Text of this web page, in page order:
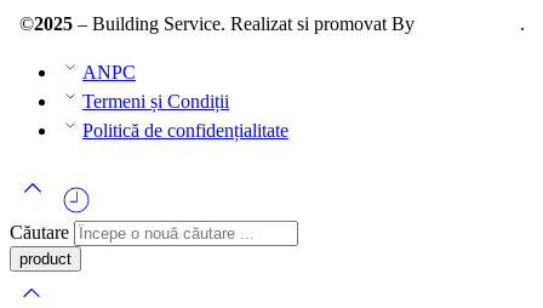
©2025– Building Service. Realizat si promovat By .
ANPC
Termeni și Condiții
Politică de confidențialitate
Căutare